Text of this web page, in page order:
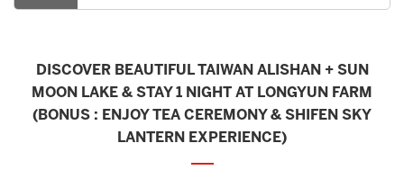
DISCOVER BEAUTIFUL TAIWAN ALISHAN + SUN
MOON LAKE & STAY 1 NIGHT AT LONGYUN FARM
(BONUS : ENJOY TEA CEREMONY & SHIFEN SKY
LANTERN EXPERIENCE)